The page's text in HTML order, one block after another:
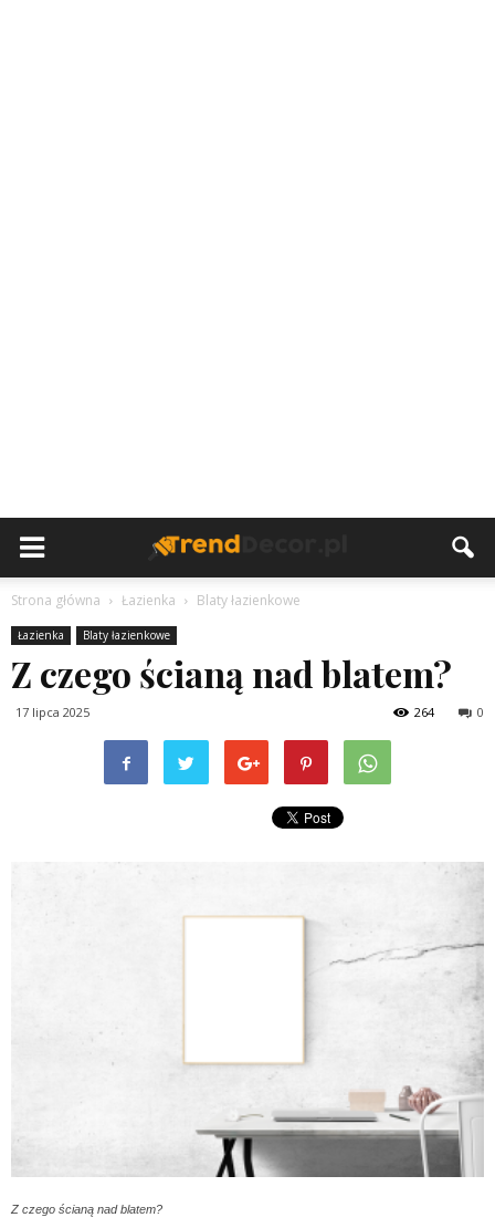
Strona główna Łazienka Blaty łazienkowe
Łazienka Blaty łazienkowe
Z czego ścianą nad blatem?
17 lipca 2025 0
264
Z czego ścianą nad blatem?